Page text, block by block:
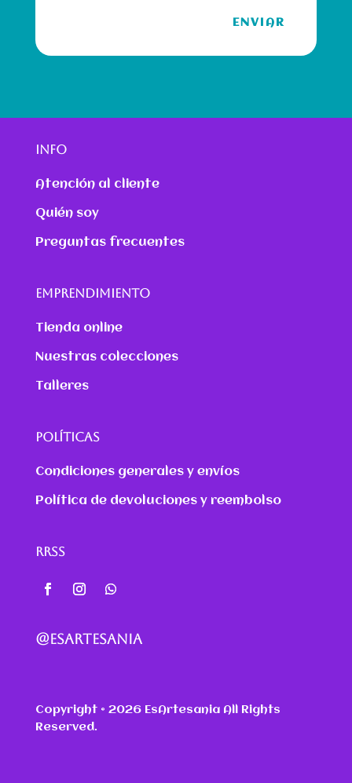
ENVIAR
INFO
Atención al cliente
Quién soy
Preguntas frecuentes
EMPRENDIMIENTO
Tienda online
Nuestras colecciones
Talleres
POLÍTICAS
Condiciones generales y envíos
Política de devoluciones y reembolso
RRSS
@ESARTESANIA
Copyright © 2026 EsArtesania All Rights
Reserved.